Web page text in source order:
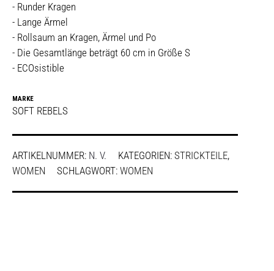
- Runder Kragen
- Lange Ärmel
- Rollsaum an Kragen, Ärmel und Po
- Die Gesamtlänge beträgt 60 cm in Größe S
- ECOsistible
MARKE
SOFT REBELS
ARTIKELNUMMER: N. V. KATEGORIEN: STRICKTEILE,
WOMEN
SCHLAGWORT: WOMEN